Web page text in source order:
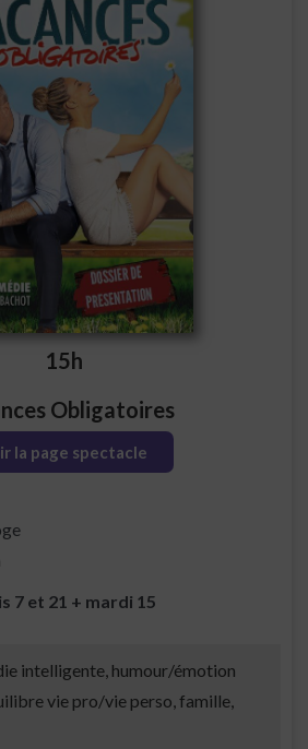
15h
Obligatoires
la page spectacle
7 et 21 + mardi 15
intelligente, humour/émotion
vie pro/vie perso, famille,